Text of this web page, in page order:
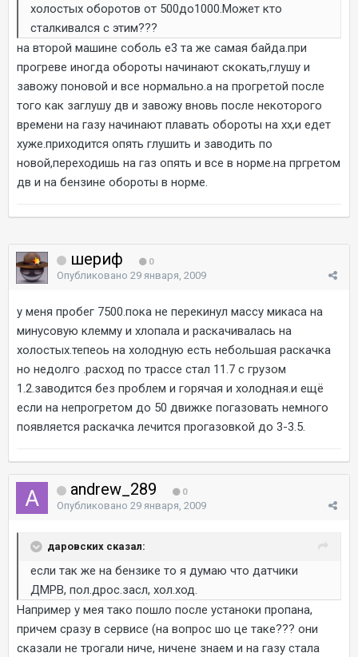
холостых оборотов от 500до1000.Может кто
сталкивался с этим???
на второй машине соболь е3 та же самая байда.при
прогреве иногда обороты начинают скокать,глушу и
завожу поновой и все нормально.а на прогретой после
того как заглушу дв и завожу вновь после некоторого
времени на газу начинают плавать обороты на хх,и едет
хуже.приходится опять глушить и заводить по
новой,переходишь на газ опять и все в норме.на пргретом
дв и на бензине обороты в норме.
шериф 0
Опубликовано 29 января, 2009
у меня пробег 7500.пока не перекинул массу микаса на
минусовую клемму и хлопала и раскачивалась на
холостых.тепеоь на холодную есть небольшая раскачка
но недолго .расход по трассе стал 11.7 с грузом
1.2.заводится без проблем и горячая и холодная.и ещё
если на непрогретом до 50 движке погазовать немного
появляется раскачка лечится прогазовкой до 3-3.5.
andrew_289 0
Опубликовано 29 января, 2009
даровских сказал:
если так же на бензике то я думаю что датчики
ДМРВ, пол.дрос.засл, хол.ход.
Например у мея тако пошло после устаноки пропана,
причем сразу в сервисе (на вопрос шо це таке??? они
сказали не трогали ниче, ничене знаем и на газу стала